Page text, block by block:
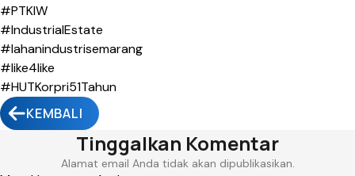
#PTKIW
#IndustrialEstate
#lahanindustrisemarang
#like4like
#HUTKorpri51Tahun
KEMBALI
Tinggalkan Komentar
Alamat email Anda tidak akan dipublikasikan.